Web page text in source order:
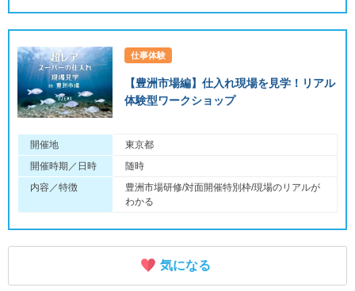
仕事体験
【豊洲市場編】仕入れ現場を見学！リアル
体験型ワークショップ
開催地
東京都
開催時期／日時
随時
内容／特徴
豊洲市場研修/対面開催特別枠/現場のリアルが
わかる
気になる